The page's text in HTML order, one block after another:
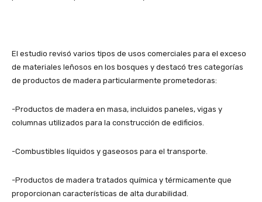
El estudio revisó varios tipos de usos comerciales para el exceso
de materiales leñosos en los bosques y destacó tres categorías
de productos de madera particularmente prometedoras:
-Productos de madera en masa, incluidos paneles, vigas y
columnas utilizados para la construcción de edificios.
-Combustibles líquidos y gaseosos para el transporte.
-Productos de madera tratados química y térmicamente que
proporcionan características de alta durabilidad.